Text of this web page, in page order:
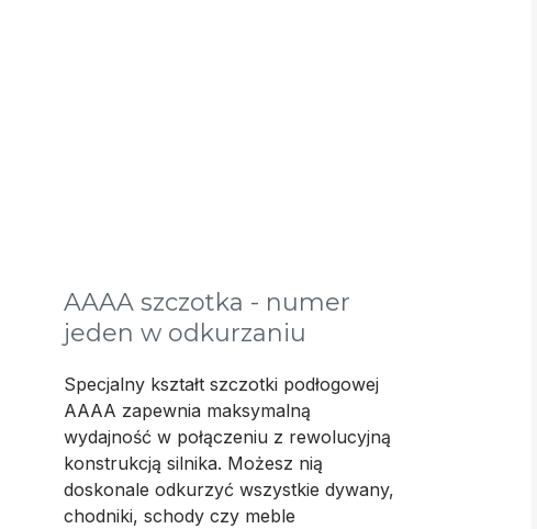
AAAA szczotka - numer
jeden w odkurzaniu
Specjalny kształt szczotki podłogowej
AAAA zapewnia maksymalną
wydajność w połączeniu z rewolucyjną
konstrukcją silnika. Możesz nią
doskonale odkurzyć wszystkie dywany,
chodniki, schody czy meble